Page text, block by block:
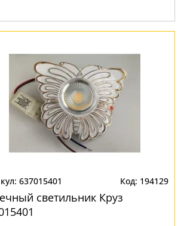
637015401 194129
светильник Круз